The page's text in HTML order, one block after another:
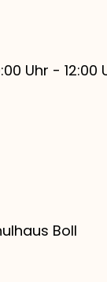
Uhr - 12:00
Boll